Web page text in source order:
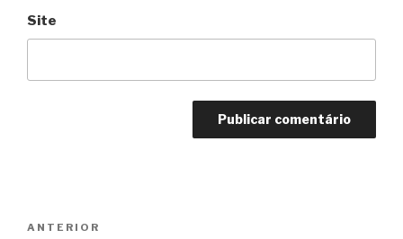
Site
Anterior
ANTERIOR